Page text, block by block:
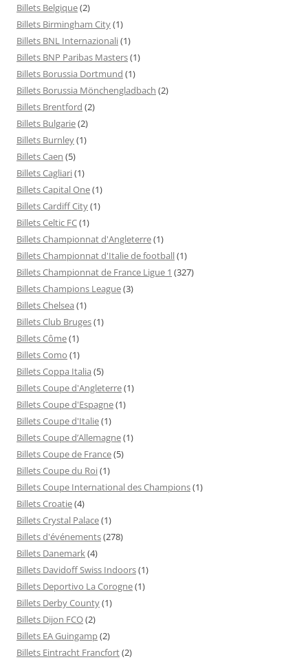
Billets Belgique(2)
Billets Birmingham City(1)
Billets BNL Internazionali(1)
Billets BNP Paribas Masters(1)
Billets Borussia Dortmund (1)
Billets Borussia Mönchengladbach (2)
Billets Brentford (2)
Billets Bulgarie(2)
Billets Burnley(1)
Billets Caen (5)
Billets Cagliari(1)
Billets Capital One(1)
Billets Cardiff City(1)
Billets Celtic FC(1)
Billets Championnat d'Angleterre(1)
Billets Championnat d'Italie de football(1)
Billets Championnat de France Ligue 1 (327)
Billets Champions League(3)
Billets Chelsea (1)
Billets Club Bruges(1)
Billets Côme(1)
Billets Como (1)
Billets Coppa Italia (5)
Billets Coupe d'Angleterre(1)
Billets Coupe d'Espagne(1)
Billets Coupe d'Italie(1)
Billets Coupe d’Allemagne(1)
Billets Coupe de France(5)
Billets Coupe du Roi(1)
Billets Coupe International des Champions(1)
Billets Croatie(4)
Billets Crystal Palace(1)
Billets d'événements(278)
Billets Danemark(4)
Billets Davidoff Swiss Indoors(1)
Billets Deportivo La Corogne(1)
Billets Derby County(1)
Billets Dijon FCO(2)
Billets EA Guingamp(2)
Billets Eintracht Francfort(2)